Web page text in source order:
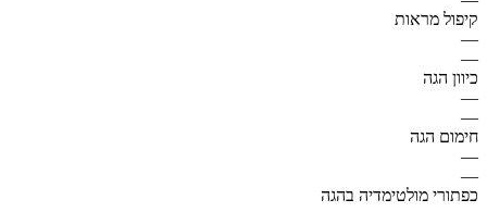
קיפול מראות
—
—
כיוון הגה
—
—
חימום הגה
—
—
כפתורי מולטימדיה בהגה